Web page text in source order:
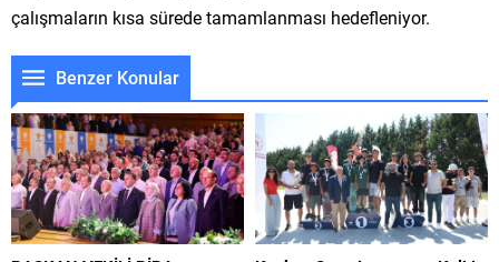
çalışmaların kısa sürede tamamlanması hedefleniyor.
Benzer Konular